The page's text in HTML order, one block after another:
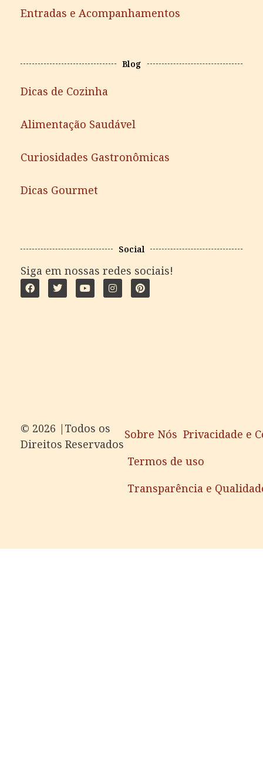
Entradas e Acompanhamentos
Blog
Dicas de Cozinha
Alimentação Saudável
Curiosidades Gastronômicas
Dicas Gourmet
Social
Siga em nossas redes sociais!
©️ 2026 |Todos os
Direitos Reservados
Sobre Nós Privacidade e
Termos de uso
Transparência e